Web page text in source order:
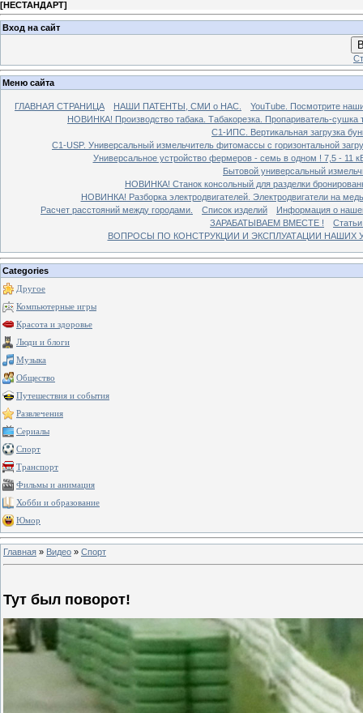
[НЕСТАНДАРТ]
Вход на сайт
Меню сайта
ГЛАВНАЯ СТРАНИЦА НАШИ ПАТЕНТЫ, СМИ о НАС.
YouTube. Посмотрите
НОВИНКА! Производство табака. Табакорезка. Пропариватель-сушка
C1-ИПС. Вертикальная загрузка
С1-USP. Универсальный измельчитель фитомассы с горизонтальной
Универсальное устройство фермеров - семь в одном ! 7,5 - 11
Бытовой универсальный
НОВИНКА! Станок консольный для разделки
НОВИНКА! Разборка электродвигателей. Электродвигатели на
Расчет расстояний между городами.
Список изделий
Информация о
ЗАРАБАТЫВАЕМ ВМЕСТЕ !
ВОПРОСЫ ПО КОНСТРУКЦИИ И ЭКСПЛУАТАЦИИ НАШИХ
Categories
Другое
Компьютерные игры
Красота и здоровье
Люди и блоги
Музыка
Общество
Путешествия и события
Развлечения
Сериалы
Спорт
Транспорт
Фильмы и анимация
Хобби и образование
Юмор
Главная » Видео » Спорт
Тут был поворот!